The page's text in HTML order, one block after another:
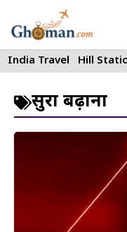
to
content
India Travel Hill
सुरक्षा बढ़ाना